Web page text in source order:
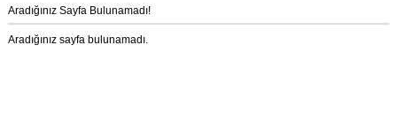
Aradığınız Sayfa Bulunamadı!
Aradığınız sayfa bulunamadı.